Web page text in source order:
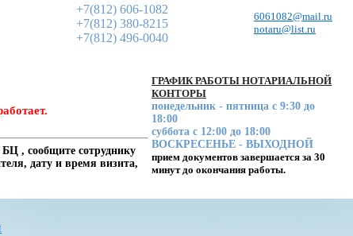
+7(812) 606-1082
+7(812) 380-8215
+7(812) 496-0040
6061082@mail.ru
notaru@list.ru
, сообщите сотруднику
дату и время визита,
ГРАФИК РАБОТЫ НОТАРИАЛЬНОЙ
КОНТОРЫ
понедельник - пятница с 9:30 до
18:00
суббота с 12:00 до 18:00
ВОСКРЕСЕНЬЕ - ВЫХОДНОЙ
прием документов завершается за 30
минут до окончания работы.